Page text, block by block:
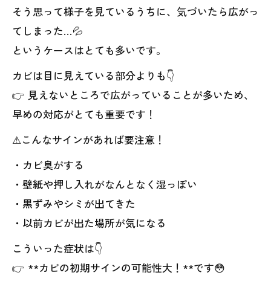
そう思って様子を見ているうちに、気づいたら広がっ
てしまった…💦
というケースはとても多いです。
カビは目に見えている部分よりも👇
👉 見えないところで広がっていることが多いため、
早めの対応がとても重要です！
⚠こんなサインがあれば要注意！
・カビ臭がする
・壁紙や押し入れがなんとなく湿っぽい
・黒ずみやシミが出てきた
・以前カビが出た場所が気になる
こういった症状は👇
👉 **カビの初期サインの可能性大！**です😳